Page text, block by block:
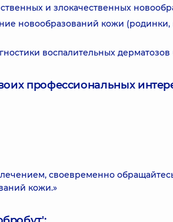
и злокачественных
новообразований кожи
воспалительных
профессиональных
своевременно
кожи.»